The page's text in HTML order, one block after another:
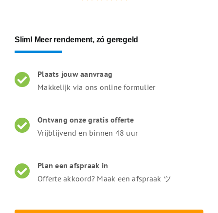
Slim! Meer rendement, zó geregeld
Plaats jouw aanvraag
Makkelijk via ons online formulier
Ontvang onze gratis offerte
Vrijblijvend en binnen 48 uur
Plan een afspraak in
Offerte akkoord? Maak een afspraak ツ